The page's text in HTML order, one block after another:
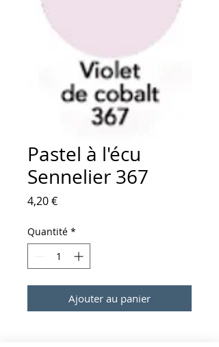
Pastel à l'écu
Sennelier 367
4,20 €Prix
Quantité *
Ajouter au panier